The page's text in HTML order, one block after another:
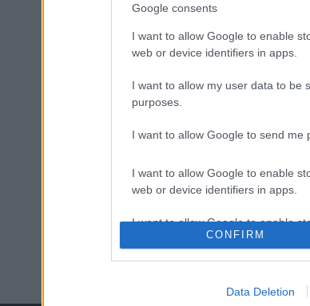
Google consents
I want to allow Google to enable
web or device identifiers in apps.
I want to allow my user data to be
purposes.
I want to allow Google to send me
I want to allow Google to enable
web or device identifiers in apps.
I want to allow Google to enable
CONFIRM
Data Deletion